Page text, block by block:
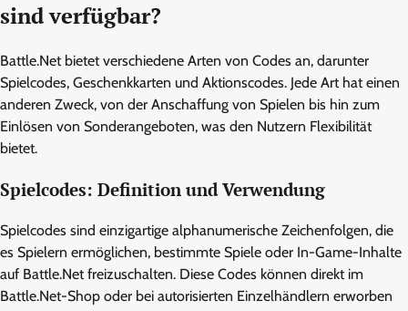
sind verfügbar?
Battle.Net bietet verschiedene Arten von Codes an, darunter
Spielcodes, Geschenkkarten und Aktionscodes. Jede Art hat einen
anderen Zweck, von der Anschaffung von Spielen bis hin zum
Einlösen von Sonderangeboten, was den Nutzern Flexibilität
bietet.
Spielcodes: Definition und Verwendung
Spielcodes sind einzigartige alphanumerische Zeichenfolgen, die
es Spielern ermöglichen, bestimmte Spiele oder In-Game-Inhalte
auf Battle.Net freizuschalten. Diese Codes können direkt im
Battle.Net-Shop oder bei autorisierten Einzelhändlern erworben